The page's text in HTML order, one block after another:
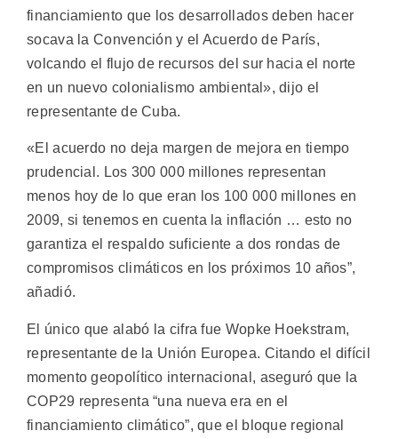
financiamiento que los desarrollados deben hacer
socava la Convención y el Acuerdo de París,
volcando el flujo de recursos del sur hacia el norte
en un nuevo colonialismo ambiental», dijo el
representante de Cuba.
«El acuerdo no deja margen de mejora en tiempo
prudencial. Los 300 000 millones representan
menos hoy de lo que eran los 100 000 millones en
2009, si tenemos en cuenta la inflación … esto no
garantiza el respaldo suficiente a dos rondas de
compromisos climáticos en los próximos 10 años”,
añadió.
El único que alabó la cifra fue Wopke Hoekstram,
representante de la Unión Europea. Citando el difícil
momento geopolítico internacional, aseguró que la
COP29 representa “una nueva era en el
financiamiento climático”, que el bloque regional